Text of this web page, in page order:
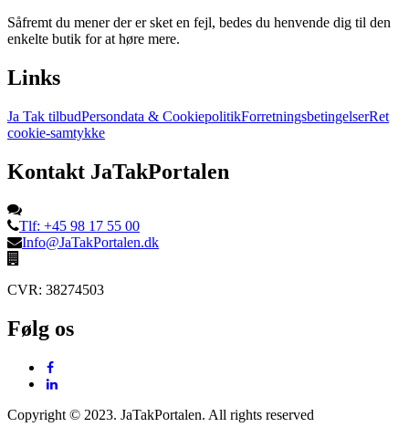
Såfremt du mener der er sket en fejl, bedes du henvende dig til den
enkelte butik for at høre mere.
Links
Ja Tak tilbudPersondata & CookiepolitikForretningsbetingelserRet
cookie-samtykke
Kontakt JaTakPortalen
Tlf: +45 98 17 55 00
Info@JaTakPortalen.dk
CVR: 38274503
Følg os
Copyright © 2023. JaTakPortalen. All rights reserved